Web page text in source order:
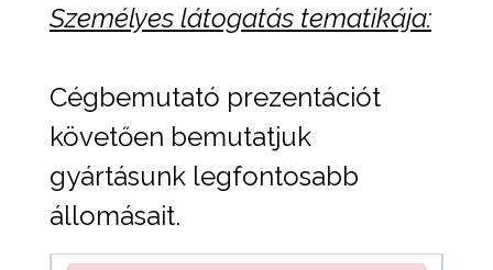
Személyes látogatás tematikája:
Cégbemutató prezentációt
követően bemutatjuk
gyártásunk legfontosabb
állomásait.